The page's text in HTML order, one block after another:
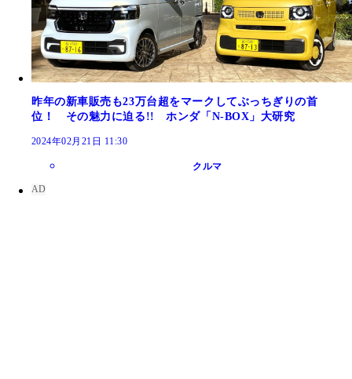
昨年の新車販売も23万台超をマークしてぶっちぎりの首
位！ その魅力に迫る!! ホンダ「N-BOX」大研究
2024年02月21日 11:30
クルマ